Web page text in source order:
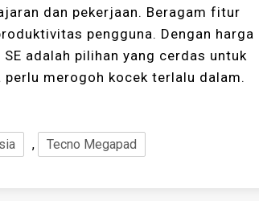
dan pekerjaan. Beragam fitur
pengguna. Dengan harga
adalah pilihan yang cerdas untuk
merogoh kocek terlalu dalam.
, Tecno Megapad